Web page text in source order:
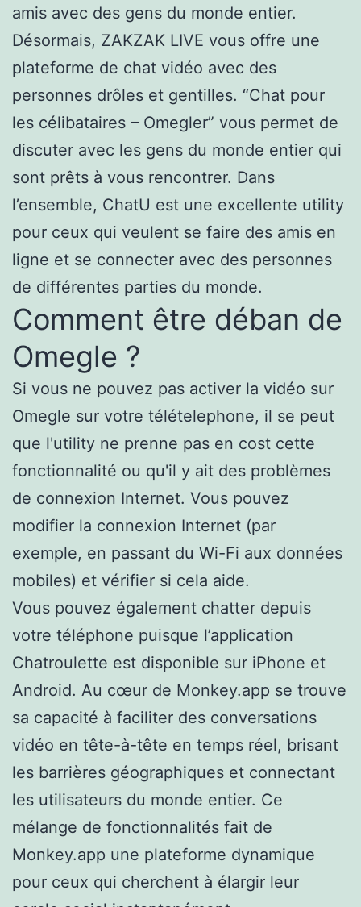
amis avec des gens du monde entier.
Désormais, ZAKZAK LIVE vous offre une
plateforme de chat vidéo avec des
personnes drôles et gentilles. “Chat pour
les célibataires – Omegler” vous permet de
discuter avec les gens du monde entier qui
sont prêts à vous rencontrer. Dans
l’ensemble, ChatU est une excellente utility
pour ceux qui veulent se faire des amis en
ligne et se connecter avec des personnes
de différentes parties du monde.
Comment être déban de
Omegle ?
Si vous ne pouvez pas activer la vidéo sur
Omegle sur votre télételephone, il se peut
que l'utility ne prenne pas en cost cette
fonctionnalité ou qu'il y ait des problèmes
de connexion Internet. Vous pouvez
modifier la connexion Internet (par
exemple, en passant du Wi-Fi aux données
mobiles) et vérifier si cela aide.
Vous pouvez également chatter depuis
votre téléphone puisque l’application
Chatroulette est disponible sur iPhone et
Android. Au cœur de Monkey.app se trouve
sa capacité à faciliter des conversations
vidéo en tête-à-tête en temps réel, brisant
les barrières géographiques et connectant
les utilisateurs du monde entier. Ce
mélange de fonctionnalités fait de
Monkey.app une plateforme dynamique
pour ceux qui cherchent à élargir leur